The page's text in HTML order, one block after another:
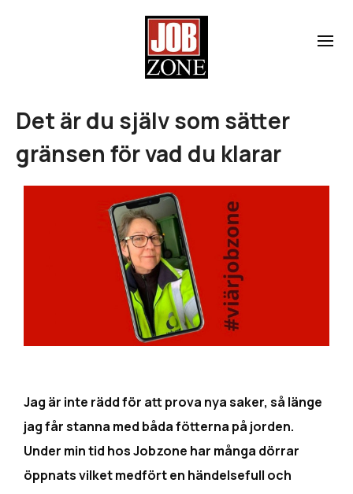
Det är du själv som sätter
gränsen för vad du klarar
Jag är inte rädd för att prova nya saker, så länge
jag får stanna med båda fötterna på jorden.
Under min tid hos Jobzone har många dörrar
öppnats vilket medfört en händelsefull och